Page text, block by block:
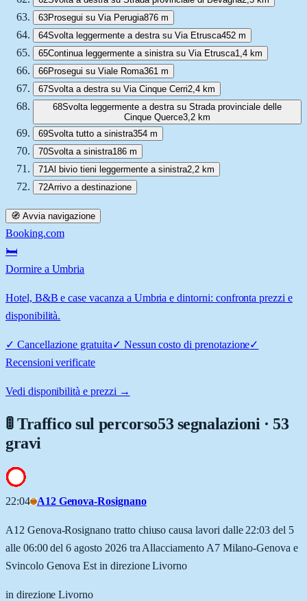
63Prosegui su Via Perugia876 m
64Svolta leggermente a destra su Via Etrusca452 m
65Continua leggermente a sinistra su Via Etrusca1,4 km
66Prosegui su Viale Roma361 m
67Svolta a destra su Via Cinque Cerri2,4 km
68Svolta leggermente a destra su Strada provinciale delle
Cinque Querce3,2 km
69Svolta tutto a sinistra354 m
70Svolta a sinistra186 m
71Al bivio tieni leggermente a sinistra2,2 km
72Arrivo a destinazione
🧭 Avvia navigazione
Booking.com
🛏️
Dormire a Umbria
Hotel, B&B e case vacanza a Umbria e dintorni: confronta prezzi e
disponibilità.
✓ Cancellazione gratuita✓ Nessun costo di prenotazione✓
Recensioni verificate
Vedi disponibilità e prezzi →
🚦 Traffico sul percorso53 segnalazioni · 53
gravi
22:04 A12 Genova-Rosignano
A12 Genova-Rosignano tratto chiuso causa lavori dalle 22:03 del 5
alle 06:00 del 6 agosto 2026 tra Allacciamento A7 Milano-Genova e
Svincolo Genova Est in direzione Livorno
in direzione Livorno